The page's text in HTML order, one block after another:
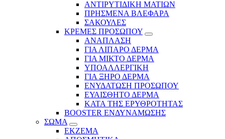
ΑΝΤΙΡΥΤΙΔΙΚΗ ΜΑΤΙΩΝ
ΠΡΗΣΜΕΝΑ ΒΛΕΦΑΡΑ
ΣΑΚΟΥΛΕΣ
ΚΡΕΜΕΣ ΠΡΟΣΩΠΟΥ
ΑΝΑΠΛΑΣΗ
ΓΙΑ ΛΙΠΑΡΟ ΔΕΡΜΑ
ΓΙΑ ΜΙΚΤΟ ΔΕΡΜΑ
ΥΠΟΑΛΛΕΡΓΙΚΗ
ΓΙΑ ΞΗΡΟ ΔΕΡΜΑ
ΕΝΥΔΑΤΩΣΗ ΠΡΟΣΩΠΟΥ
ΕΥΑΙΣΘΗΤΟ ΔΕΡΜΑ
ΚΑΤΑ ΤΗΣ ΕΡΥΘΡΟΤΗΤΑΣ
BOOSTER ΕΝΔΥΝΑΜΩΣΗΣ
ΣΩΜΑ
ΕΚΖΕΜΑ